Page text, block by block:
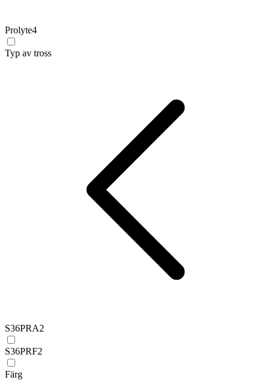
Prolyte4
Typ av tross
S36PRA2
S36PRF2
Färg